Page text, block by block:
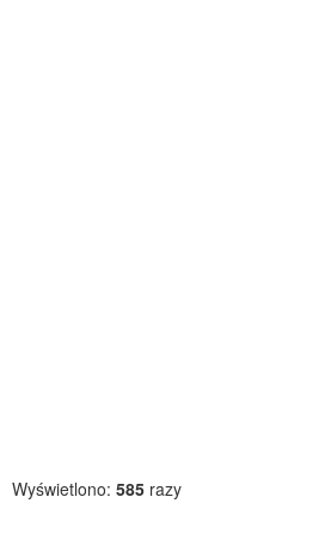
Wyświetlono: 585 razy